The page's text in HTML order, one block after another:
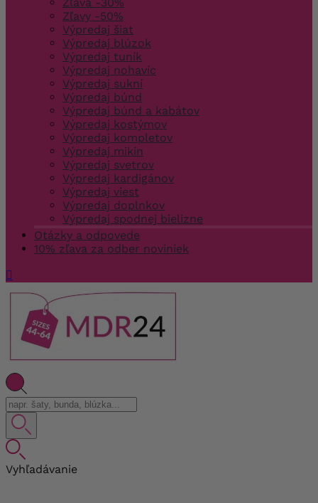
Zľava -30%
Zľavy -50%
Výpredaj šiat
Výpredaj blúzok
Výpredaj tuník
Výpredaj nohavíc
Výpredaj sukní
Výpredaj búnd
Výpredaj búnd a kabátov
Výpredaj kostýmov
Výpredaj kompletov
Výpredaj mikín
Výpredaj svetrov
Výpredaj kardigánov
Výpredaj viest
Výpredaj doplnkov
Výpredaj spodnej bielizne
Otázky a odpovede
10% zľava za odber noviniek

Vyhľadávanie